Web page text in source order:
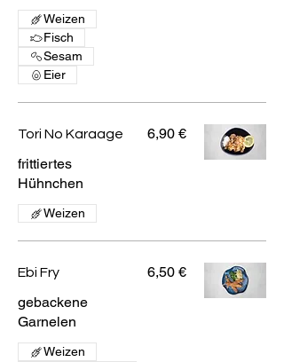
Weizen
Fisch
Sesam
Eier
Tori No Karaage
frittiertes
Hühnchen
6,90 €
Weizen
Ebi Fry
gebackene
Garnelen
6,50 €
Weizen